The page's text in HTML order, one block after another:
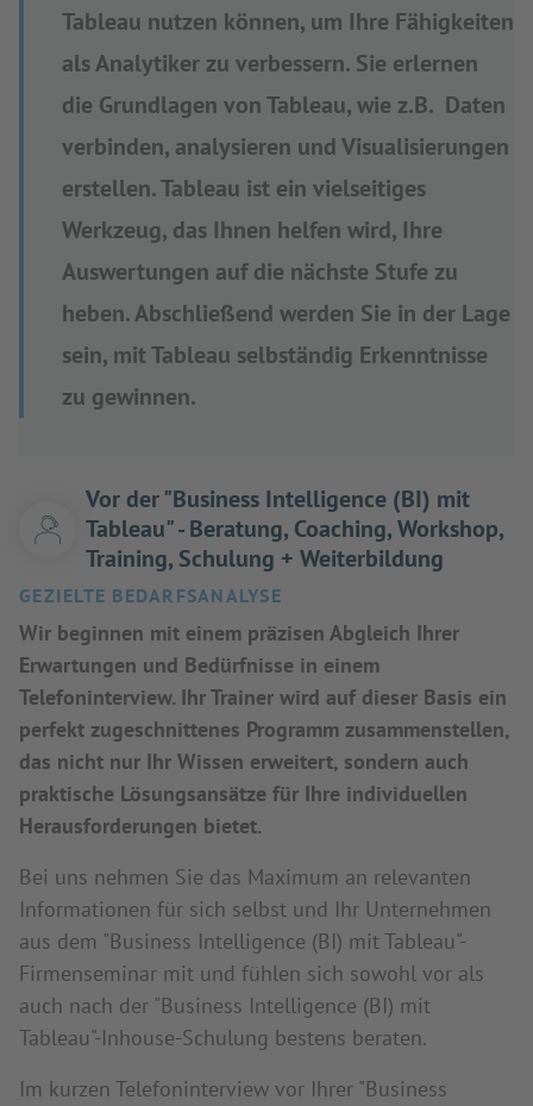
Tableau nutzen können, um Ihre Fähigkeiten
als Analytiker zu verbessern. Sie erlernen
die Grundlagen von Tableau, wie z.B. Daten
verbinden, analysieren und Visualisierungen
erstellen. Tableau ist ein vielseitiges
Werkzeug, das Ihnen helfen wird, Ihre
Auswertungen auf die nächste Stufe zu
heben. Abschließend werden Sie in der Lage
sein, mit Tableau selbständig Erkenntnisse
zu gewinnen.
Vor der "Business Intelligence (BI) mit
Tableau" - Beratung, Coaching, Workshop,
Training, Schulung + Weiterbildung
GEZIELTE BEDARFSANALYSE
Wir beginnen mit einem präzisen Abgleich Ihrer
Erwartungen und Bedürfnisse in einem
Telefoninterview. Ihr Trainer wird auf dieser Basis ein
perfekt zugeschnittenes Programm zusammenstellen,
das nicht nur Ihr Wissen erweitert, sondern auch
praktische Lösungsansätze für Ihre individuellen
Herausforderungen bietet.
Bei uns nehmen Sie das Maximum an relevanten
Informationen für sich selbst und Ihr Unternehmen
aus dem "Business Intelligence (BI) mit Tableau"-
Firmenseminar mit und fühlen sich sowohl vor als
auch nach der "Business Intelligence (BI) mit
Tableau"-Inhouse-Schulung bestens beraten.
Im kurzen Telefoninterview vor Ihrer "Business